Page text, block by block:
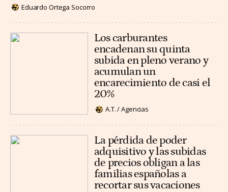
Eduardo Ortega Socorro
Los carburantes
encadenan su quinta
subida en pleno verano y
acumulan un
encarecimiento de casi el
20%
A.T. / Agencias
La pérdida de poder
adquisitivo y las subidas
de precios obligan a las
familias españolas a
recortar sus vacaciones